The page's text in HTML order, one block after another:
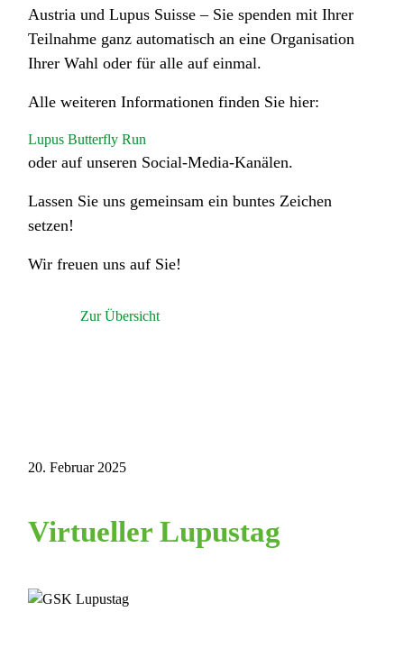
Austria und Lupus Suisse – Sie spenden mit Ihrer
Teilnahme ganz automatisch an eine Organisation
Ihrer Wahl oder für alle auf einmal.
Alle weiteren Informationen finden Sie hier:
Lupus Butterfly Run
oder auf unseren Social-Media-Kanälen.
Lassen Sie uns gemeinsam ein buntes Zeichen
setzen!
Wir freuen uns auf Sie!
Zur Übersicht
20. Februar 2025
Virtueller Lupustag